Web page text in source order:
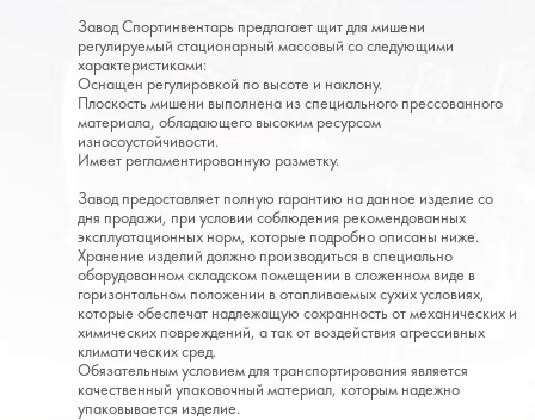
Завод Спортинвентарь предлагает щит для мишени
регулируемый стационарный массовый со следующими
характеристиками:
Оснащен регулировкой по высоте и наклону.
Плоскость мишени выполнена из специального прессованного
материала, обладающего высоким ресурсом
износоустойчивости.
Имеет регламентированную разметку.
Завод предоставляет полную гарантию на данное изделие со
дня продажи, при условии соблюдения рекомендованных
эксплуатационных норм, которые подробно описаны ниже.
Хранение изделий должно производиться в специально
оборудованном складском помещении в сложенном виде в
горизонтальном положении в отапливаемых сухих условиях,
которые обеспечат надлежащую сохранность от механических и
химических повреждений, а так от воздействия агрессивных
климатических сред.
Обязательным условием для транспортирования является
качественный упаковочный материал, которым надежно
упаковывается изделие.